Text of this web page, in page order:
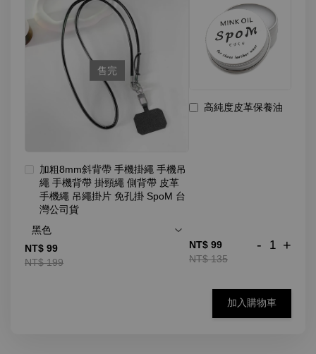
售完
加粗8mm斜背帶 手機掛繩 手機吊
繩 手機背帶 掛頸繩 側背帶 皮革
手機繩 吊繩掛片 免孔掛 SpoM 台
灣公司貨
NT$ 99
NT$ 199
高純度皮革保養油
NT$ 99
NT$ 135
- +
加入購物車